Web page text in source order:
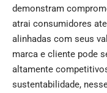
demonstram
atrai consumidores
alinhadas com seus
marca e cliente pode
altamente
sustentabilidade,